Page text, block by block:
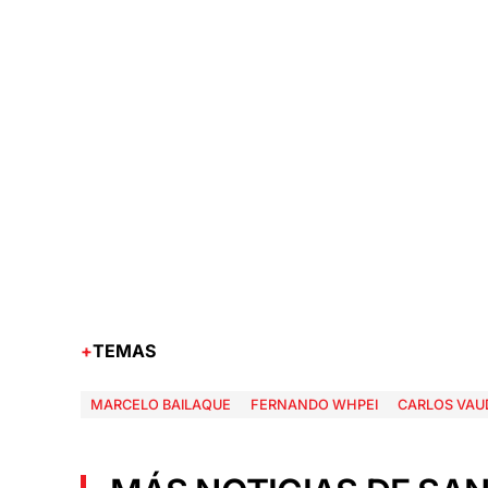
TEMAS
MARCELO BAILAQUE FERNANDO WHPEI CARLOS